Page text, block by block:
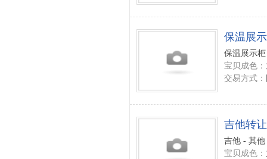
保温展
保温展示
宝贝成色：
交易方式：
吉他转让
吉他 - 其他
宝贝成色：